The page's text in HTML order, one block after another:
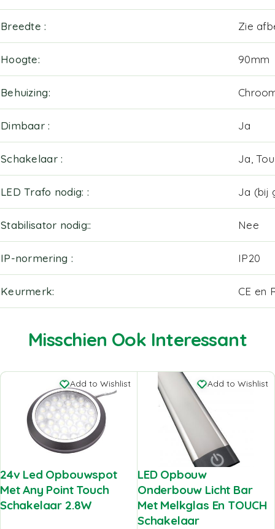
Breedte Zie
Hoogte 90mm
Behuizing
Dimbaar Ja
Schakelaar Ja,
LED Trafo nodig: Ja (bij
Stabilisator nodig: Nee
IP-normering IP20
Keurmerk CE en
Misschien Ook Interessant
Add to Wishlist
24v Led Opbouwspot
Met Any Point Touch
Schakelaar 2.8W
Add to Wishlist
LED Opbouw
Onderbouw Licht Bar
Met Melkglas En TOUCH
Schakelaar